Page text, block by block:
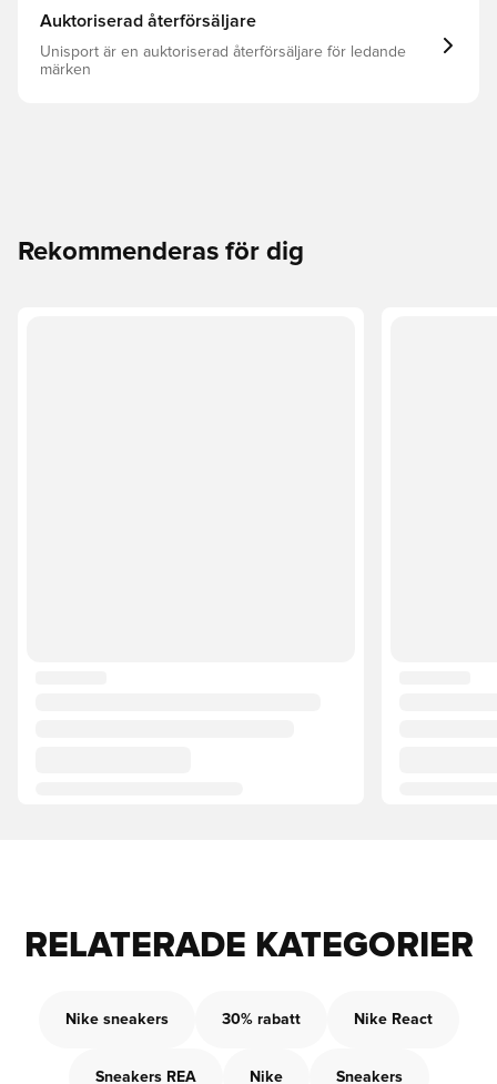
Auktoriserad återförsäljare
Unisport är en auktoriserad återförsäljare för ledande
märken
Rekommenderas för dig
RELATERADE KATEGORIER
Nike sneakers 30% rabatt Nike React
Sneakers REA Nike Sneakers